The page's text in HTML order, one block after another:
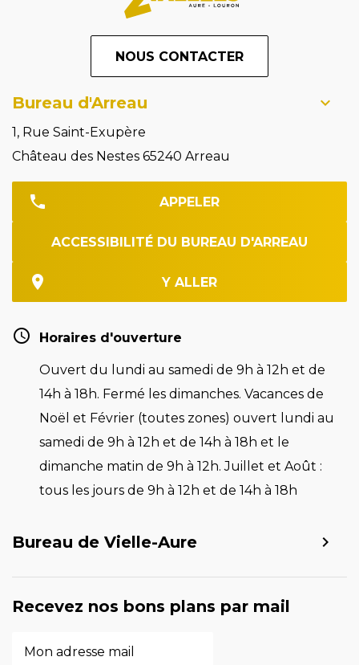
NOUS CONTACTER
Bureau d'Arreau
1, Rue Saint-Exupère
Château des Nestes 65240 Arreau
APPELER
ACCESSIBILITÉ DU BUREAU D'ARREAU
Y ALLER
Horaires d'ouverture
Ouvert du lundi au samedi de 9h à 12h et de
14h à 18h. Fermé les dimanches. Vacances de
Noël et Février (toutes zones) ouvert lundi au
samedi de 9h à 12h et de 14h à 18h et le
dimanche matin de 9h à 12h. Juillet et Août :
tous les jours de 9h à 12h et de 14h à 18h
Bureau de Vielle-Aure
Recevez nos bons plans par mail